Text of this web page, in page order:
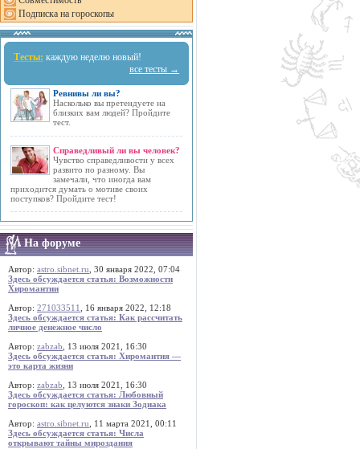
Подписка на гороскопы
Тесты: каждую неделю новый!
все тесты →
Ревнивы ли вы?
Насколько вы претендуете на
близких вам людей? Пройдите
тест.
Справедливый ли вы человек?
Чувство справедливости у всех
развито по разному. Вы
замечали, что иногда вам
приходится думать о мотиве своих
поступков? Пройдите тест!
На форуме
Автор: astro.sibnet.ru , 30 января 2022, 07:04
Здесь обсуждается статья: Возможности
Хиромантии
Автор: 271033511
, 16 января 2022, 12:18
Здесь обсуждается статья: Как рассчитать
личное денежное число
Автор: zabzab , 13 июля 2021, 16:30
Здесь обсуждается статья: Хиромантия —
это карта жизни
Автор: zabzab , 13 июля 2021, 16:30
Здесь обсуждается статья: Любовный
гороскоп: как целуются знаки Зодиака
Автор: astro.sibnet.ru , 11 марта 2021, 00:11
Здесь обсуждается статья: Числа
открывают тайны мироздания